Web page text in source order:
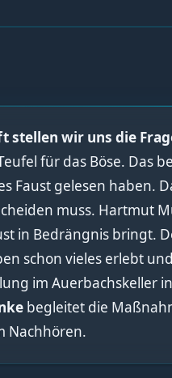
stellen wir uns die
für das Böse. Das
Faust gelesen haben.
muss. Hartmut
in Bedrängnis bringt.
schon vieles erlebt
im Auerbachskeller
begleitet die
Nachhören.